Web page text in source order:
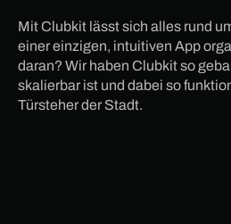
Mit Clubkit lässt sich alles rund
einer einzigen, intuitiven App
daran? Wir haben Clubkit so
skalierbar ist und dabei so
Türsteher der Stadt.